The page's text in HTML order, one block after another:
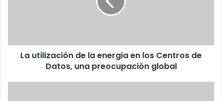
de
Datos,La utilización de la energia en los Centros de
Datos, una preocupación global